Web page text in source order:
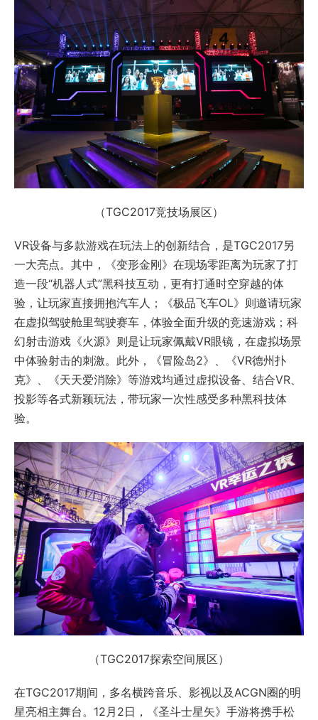
（TGC2017竞技场展区）
VR设备与多款游戏在玩法上的创新结合，是TGC2017另
一大亮点。其中，《变形金刚》在现场零距离为玩家了打
造一段“机器人式”黑科技互动，更有打通时空穿越的体
验，让玩家直接拥抱汽车人；《极品飞车OL》则邀请玩家
在虚拟驾驶舱里驾驶赛车，体验全面升级的竞速游戏；科
幻射击游戏《火源》则是让玩家佩戴VR眼镜，在虚拟场景
中体验射击的刺激。此外，《冒险岛2》、《VR德州扑
克》、《天天爱消除》等游戏均通过虚拟设备、结合VR、
投影等各式新颖玩法，带玩家一次性感受多种黑科技体
验。
（TGC2017探索空间展区）
在TGC2017期间，多名横跨音乐、影视以及ACGN圈的明
星亮相主舞台。12月2日，《圣斗士星矢》手游将携手松